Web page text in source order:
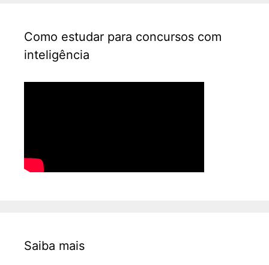
Como estudar para concursos com
inteligência
Saiba mais